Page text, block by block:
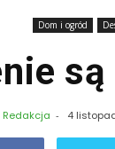
Dom i ogród
Redakcja - 4